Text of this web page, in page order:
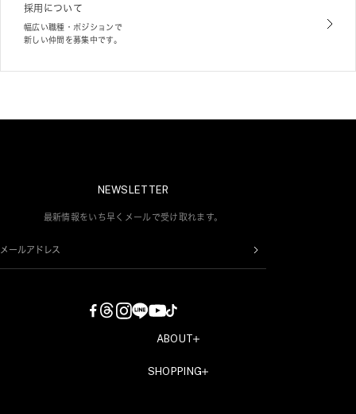
採用について
幅広い職種・ポジションで
新しい仲間を募集中です。
NEWSLETTER
最新情報をいち早くメールで受け取れます。
メールアドレス
ABOUT
SHOPPING